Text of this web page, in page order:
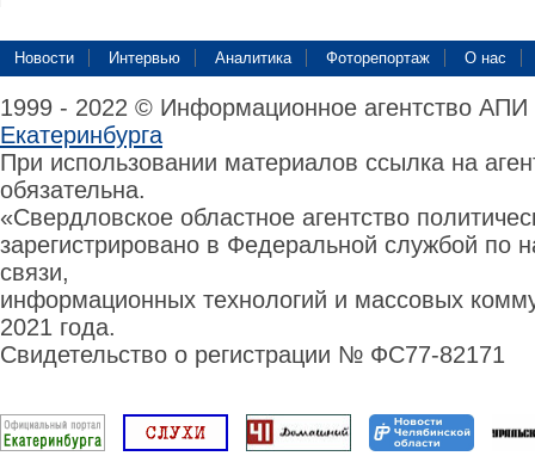
Новости Интервью Аналитика Фоторепортаж О нас
1999 - 2022 © Информационное агентство
Екатеринбурга
При использовании материалов ссылка на
обязательна.
«Свердловское областное агентство
зарегистрировано в Федеральной службой по
связи,
информационных технологий и массовых
2021 года.
Свидетельство о регистрации № ФС77-82171